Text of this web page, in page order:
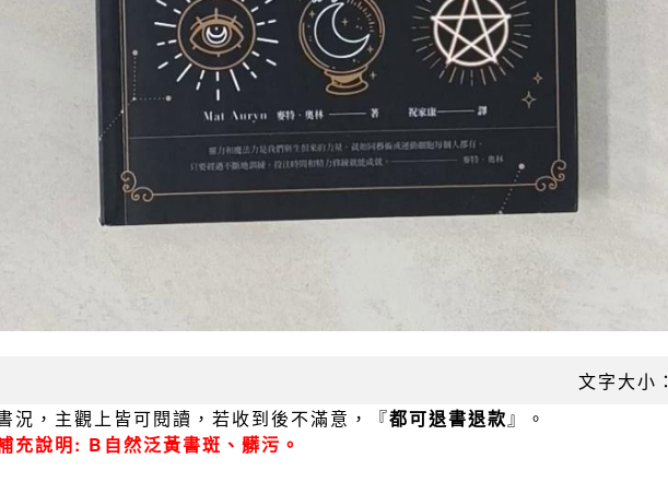
文字大小：
況，主觀上皆可閱讀，若收到後不滿意，『都可退書退款』。
充說明: B自然泛黃書斑、髒污。